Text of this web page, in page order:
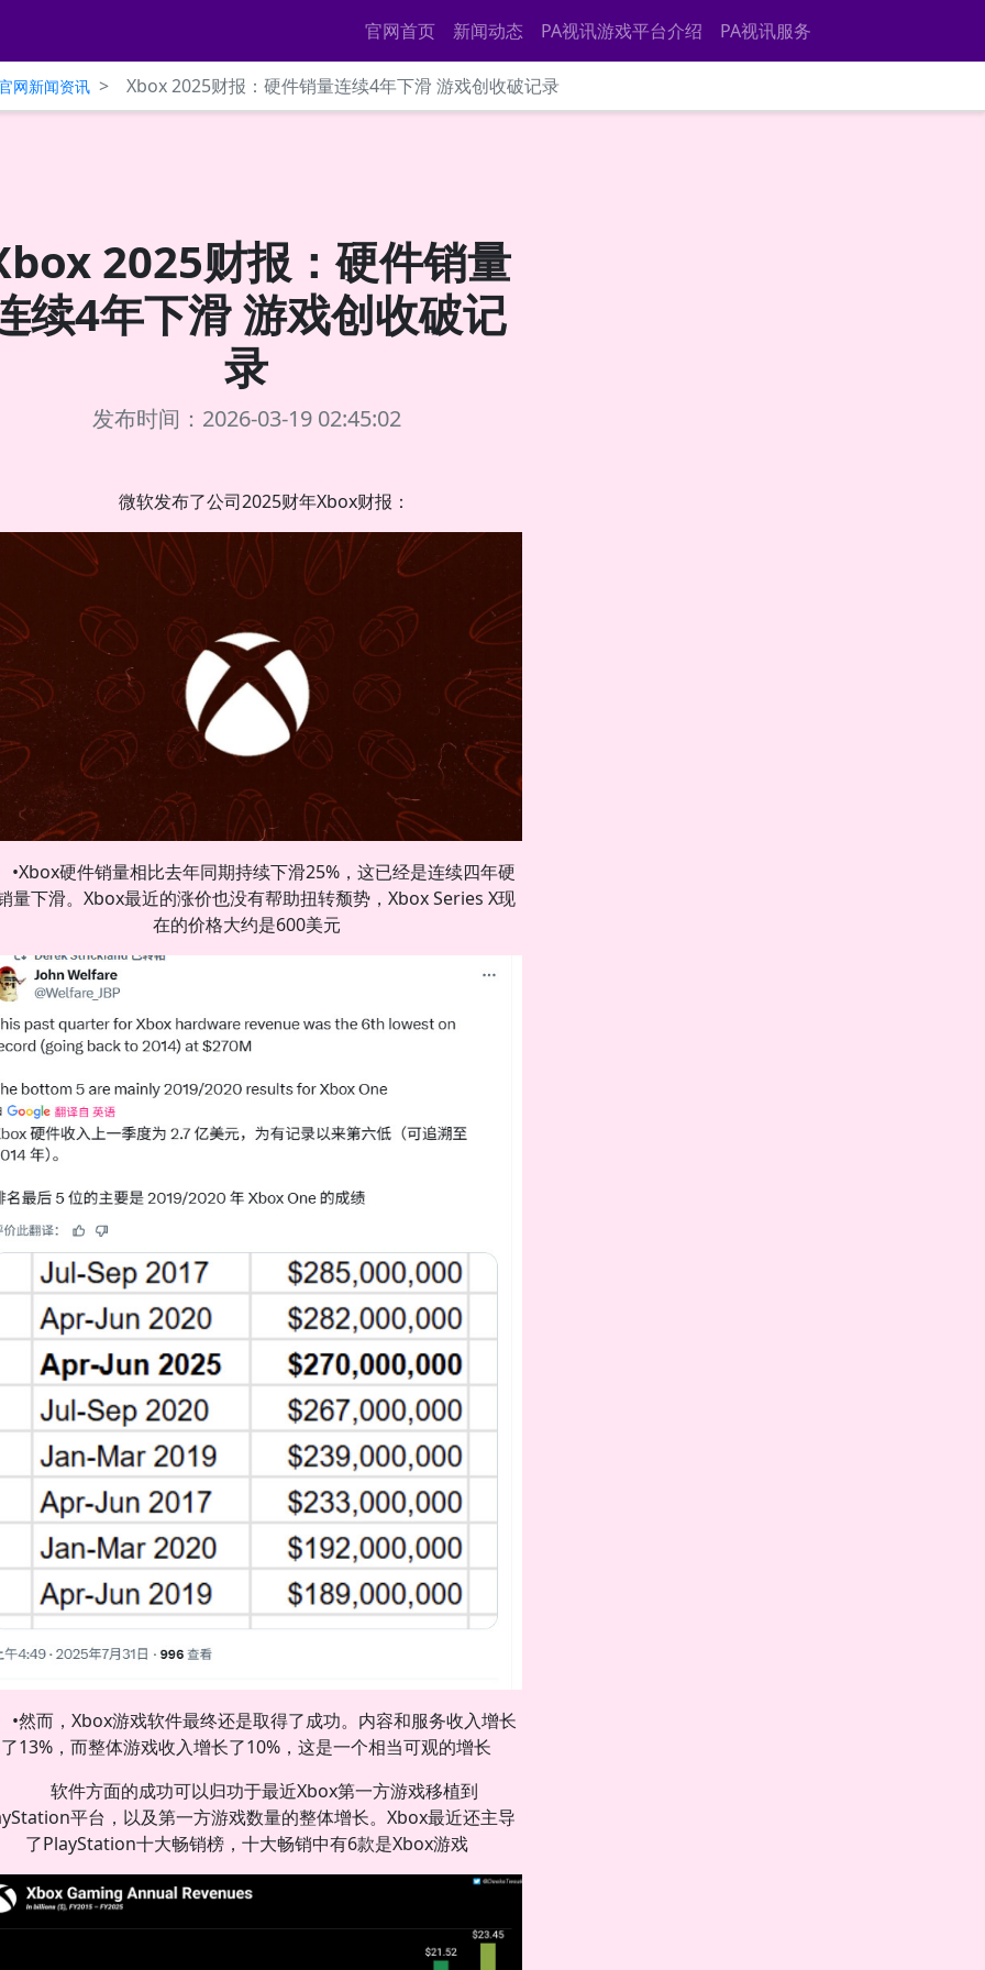
官网首页 新闻动态 PA视讯游戏平台介绍 PA视讯服务
网新闻资讯 > Xbox 2025财报：硬件销量连续4年下滑 游戏创收破记录
2025财报：硬件销量
续4年下滑 游戏创收破记
录
发布时间：2026-03-19 02:45:02
微软发布了公司2025财年Xbox财报：
•Xbox硬件销量相比去年同期持续下滑25%，这已经是连续四年硬
量下滑。Xbox最近的涨价也没有帮助扭转颓势，Xbox Series X现
在的价格大约是600美元
•然而，Xbox游戏软件最终还是取得了成功。内容和服务收入增长
了13%，而整体游戏收入增长了10%，这是一个相当可观的增长
软件方面的成功可以归功于最近Xbox第一方游戏移植到
平台，以及第一方游戏数量的整体增长。Xbox最近还主导
了PlayStation十大畅销榜，十大畅销中有6款是Xbox游戏